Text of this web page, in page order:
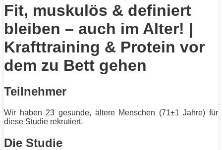
Fit, muskulös & definiert
bleiben – auch im Alter! |
Krafttraining & Protein vor
dem zu Bett gehen
Teilnehmer
Wir haben 23 gesunde, ältere Menschen (71±1 Jahre) für
diese Studie rekrutiert.
Die Studie